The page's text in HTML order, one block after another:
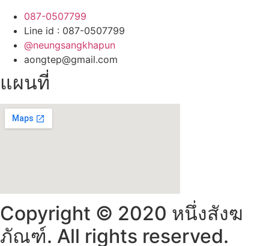
087-0507799
Line id : 087-0507799
@neungsangkhapun
aongtep@gmail.com
แผนที่
Copyright © 2020 หนึ่งสังฆ
ภัณฑ์. All rights reserved.